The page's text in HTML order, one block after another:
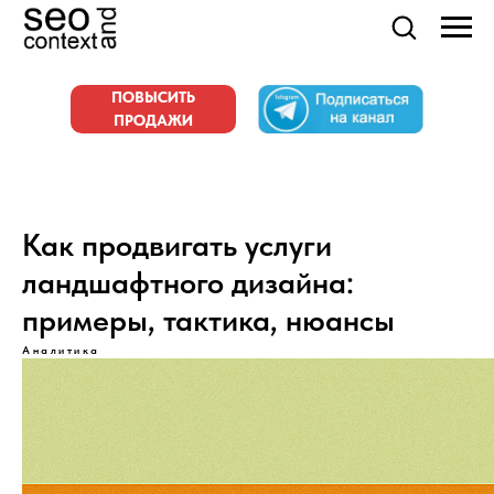
ПОВЫСИТЬ
ПРОДАЖИ
Как продвигать услуги
ландшафтного дизайна:
примеры, тактика, нюансы
Аналитика